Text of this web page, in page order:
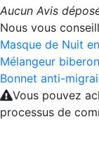
Aucun Avis
Nous vous
Masque de Nuit
Mélangeur
Bonnet anti-
Vous pouvez
processus de